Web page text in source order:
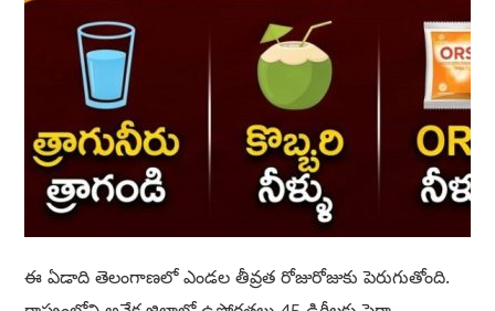
ఈ ఏడాది తెలంగాణలో ఎండల తీవ్రత రోజురోజుకు పెరుగుతోంది.